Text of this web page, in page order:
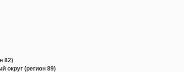
82)
округ (регион 89)